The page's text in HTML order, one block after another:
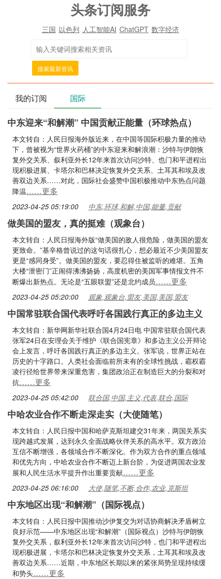
头条订阅服务
三国 以色列 人工智能AI ChatGPT 数字经济
搜索最新资讯
我的订阅 国际
中东迎来“和解潮” 中国贡献正能量（环球热点）
本文转自：人民日报海外版近来，在中国等国际积极力量的推动
下，曾被视为“世界火药桶”的中东迎来和解浪潮：沙特与伊朗恢
复外交关系、叙利亚外长12年来首次访问沙特、也门和平进程出
现积极进展、卡塔尔和巴林决定恢复外交关系、土耳其和埃及改
善双边关系……对此，国际社会盛赞中国积极推动中东热点问题
降温……更多
2023-04-25 05:19:00 中东,环球,和解,中国,能量,贡献
做美国的盟友，真的挺难（观象台）
本文转自：人民日报海外版“做美国的敌人很危险，做美国的盟友
更致命。”基辛格曾说过的这句话很扎心，想必最近不少美国盟友
更是“感同身受”。做美国的盟友，要忍得住被监听的难堪。五角
大楼“泄密门”正闹得沸沸扬扬，高度机密的美国军事情报文件不
断爆出新热点。无论是“五眼联盟”还是北约成员……更多
2023-04-25 05:20:00 观象,观象台,盟友,美国,美国,盟友
中国常驻联合国代表呼吁各国践行真正的多边主义
本文转自：新华网新华社联合国4月24日电 中国常驻联合国代表
张军24日在安理会关于维护《联合国宪章》和多边主义公开辩论
会上发言，呼吁各国践行真正的多边主义。张军说，世界正站在
历史的十字路口。人类社会面临前所未有的全球性挑战，霸权霸
凌行径给世界带来深重危害，集团政治正在制造巨大的分裂和对
抗……更多
2023-04-25 05:42:00 联合国,中国,主义,代表,联合,国际
中哈农业合作不断走深走实（大使随笔）
本文转自：人民日报中国和哈萨克斯坦建交31年来，两国关系实
现跨越式发展，达到永久全面战略伙伴关系的高水平。双方政治
互信不断增强，各领域合作不断深化。作为双方合作的重点领域
和优先方向，中哈农业合作不断迈上新台阶，为促进两国农业发
展和人民生活水平提升作出重要贡献……更多
2023-04-25 06:16:00 大使,随笔,不断,合作,农业,克斯坦
中东地区出现“和解潮”（国际视点）
本文转自：人民日报中国推动沙伊复交为对话协商解决矛盾树立
良好示范——中东地区出现“和解潮”（国际视点）沙特与伊朗恢
复外交关系，叙利亚外长12年来首次访问沙特，也门和平进程出
现积极进展，卡塔尔和巴林决定恢复外交关系，土耳其和埃及改
善双边关系……近期，中东地区长期以来的紧张局势呈现持续缓
和势头……更多